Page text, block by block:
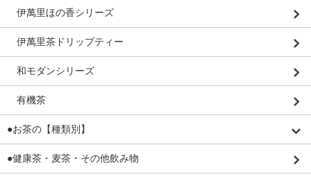
伊萬里ほの香シリーズ
伊萬里茶ドリップティー
和モダンシリーズ
有機茶
●お茶の【種類別】
●健康茶・麦茶・その他飲み物